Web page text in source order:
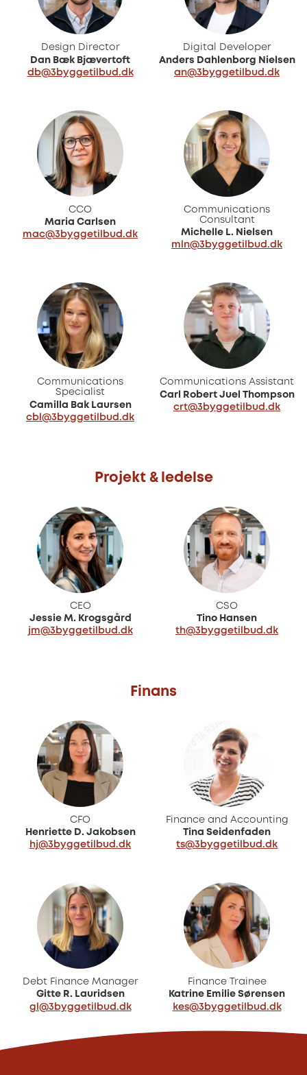
Design Director
Dan Bæk Bjævertoft
db@3byggetilbud.dk
Digital Developer
Anders Dahlenborg Nielsen
an@3byggetilbud.dk
CCO
Maria Carlsen
mac@3byggetilbud.dk
Communications
Consultant
Michelle L. Nielsen
mln@3byggetilbud.dk
Communications
Specialist
Camilla Bak Laursen
cbl@3byggetilbud.dk
Communications Assistant
Carl Robert Juel Thompson
crt@3byggetilbud.dk
Projekt & ledelse
CEO
Jessie M. Krogsgård
jm@3byggetilbud.dk
CSO
Tino Hansen
th@3byggetilbud.dk
Finans
CFO
Henriette D. Jakobsen
hj@3byggetilbud.dk
Finance and Accounting
Tina Seidenfaden
ts@3byggetilbud.dk
Debt Finance Manager
Gitte R. Lauridsen
gl@3byggetilbud.dk
Finance Trainee
Katrine Emilie Sørensen
kes@3byggetilbud.dk